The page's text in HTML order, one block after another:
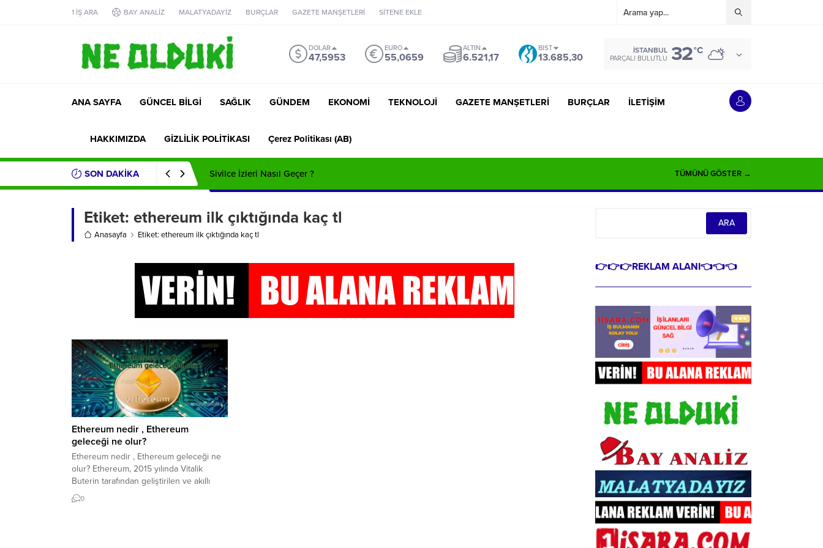
1 İŞ ARA BAY ANALİZ MALATYADAYİZ BURÇLAR GAZETE MANŞETLERİ SİTENE EKLE
DOLAR
47,5953
EURO
55,0659
ALTIN
6.521,17
BIST
13.685,30
İSTANBUL
PARÇALI BULUTLU 32°C
ANA SAYFA GÜNCEL BİLGİ SAĞLIK GÜNDEM EKONOMİ TEKNOLOJİ GAZETE MANŞETLERİ BURÇLAR İLETİŞİM
HAKKIMIZDA GİZLİLİK POLİTİKASI Çerez Politikası (AB)
SON DAKİKA Sivilce İzleri Nasıl Geçer ? TÜMÜNÜ GÖSTER →
Etiket: ethereum ilk çıktığında kaç tl
Anasayfa Etiket: ethereum ilk çıktığında kaç tl
Ethereum nedir , Ethereum
geleceği ne olur?
Ethereum nedir , Ethereum geleceği ne
olur? Ethereum, 2015 yılında Vitalik
Buterin tarafından geliştirilen ve akıllı
sözleşmelerin çalıştırılmasını sağlayan bir
blockchain platformudur. Ethereum,
0
👉👉👉REKLAM ALANI👈👈👈